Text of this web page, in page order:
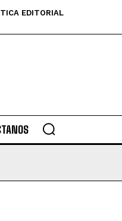
EDITORIAL